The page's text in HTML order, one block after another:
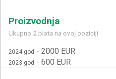
Proizvodnja
Ukupno 2 plata na ovoj poziciji
2024 god - 2000 EUR
2023 god - 600 EUR